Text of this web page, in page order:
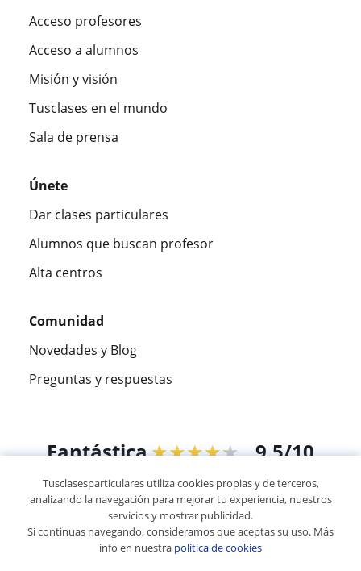
Acceso profesores
Acceso a alumnos
Misión y visión
Tusclases en el mundo
Sala de prensa
Únete
Dar clases particulares
Alumnos que buscan profesor
Alta centros
Comunidad
Novedades y Blog
Preguntas y respuestas
Fantástica★★★★★ 9,5/10
305994opiniones de alumnos
© 2007 - 2026 Tus clases particulares
Tusclasesparticulares utiliza cookies propias y de terceros,
analizando la navegación para mejorar tu experiencia, nuestros
servicios y mostrar publicidad.
Si continuas navegando, consideramos que aceptas su uso. Más
info en nuestra política de cookies